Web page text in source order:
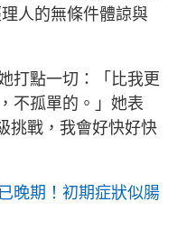
人的無條件體諒與
打點一切：「比我更
不孤單的。」她表
挑戰，我會好快好快
晚期！初期症狀似腸